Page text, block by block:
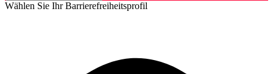
Wählen Sie Ihr Barrierefreiheitsprofil